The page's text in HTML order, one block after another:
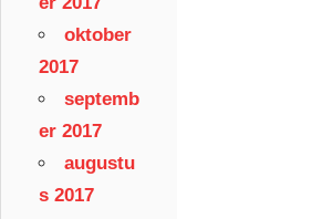
oktober
2017
septemb
er 2017
augustu
s 2017